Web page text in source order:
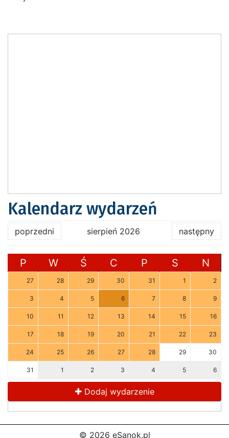
Kalendarz wydarzeń
poprzedni sierpień 2026 następny
P W Ś C P S N
27 28 29 30 31 1 2
3 4 5 6 7 8 9
10 11 12 13 14 15 16
17 18 19 20 21 22 23
24 25 26 27 28 29 30
31 1 2 3 4 5 6
Dodaj wydarzenie
© 2026 eSanok.pl